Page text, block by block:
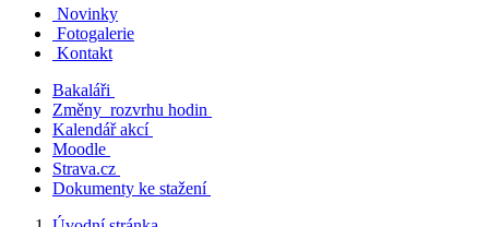
Novinky
Fotogalerie
Kontakt
Bakaláři
Změny rozvrhu hodin
Kalendář akcí
Moodle
Strava.cz
Dokumenty ke stažení